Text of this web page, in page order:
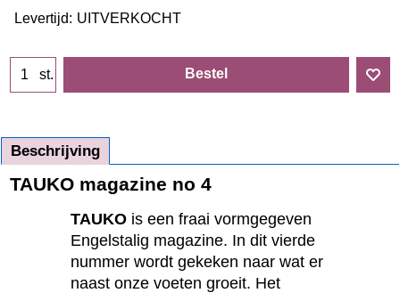
Levertijd: UITVERKOCHT
st. Bestel
Beschrijving
TAUKO magazine no 4
TAUKO is een fraai vormgegeven
Engelstalig magazine. In dit vierde
nummer wordt gekeken naar wat er
naast onze voeten groeit. Het